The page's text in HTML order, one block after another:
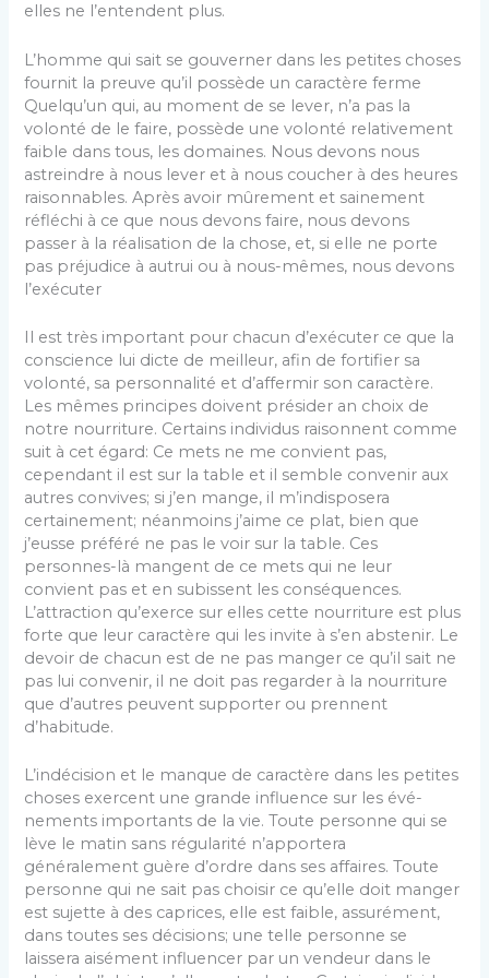
elles ne l’entendent plus.
L’homme qui sait se gouverner dans les petites choses
fournit la preuve qu’il possède un caractère ferme
Quelqu’un qui, au moment de se lever, n’a pas la
volonté de le faire, possède une volonté relativement
faible dans tous, les domaines. Nous devons nous
astreindre à nous lever et à nous coucher à des heures
raisonnables. Après avoir mûrement et sainement
réfléchi à ce que nous devons faire, nous devons
passer à la réalisation de la chose, et, si elle ne porte
pas préjudice à autrui ou à nous-mêmes, nous devons
l’exécuter
Il est très important pour chacun d’exécuter ce que la
conscience lui dicte de meilleur, afin de fortifier sa
volonté, sa personnalité et d’affermir son caractère.
Les mêmes principes doivent présider an choix de
notre nourriture. Certains individus raisonnent comme
suit à cet égard: Ce mets ne me convient pas,
cependant il est sur la table et il semble convenir aux
autres con­vives; si j’en mange, il m’indisposera
certainement; néanmoins j’aime ce plat, bien que
j’eusse préféré ne pas le voir sur la table. Ces
personnes-là mangent de ce mets qui ne leur
convient pas et en subissent les consé­quences.
L’attraction qu’exerce sur elles cette nourriture est plus
forte que leur caractère qui les invite à s’en abstenir. Le
devoir de chacun est de ne pas manger ce qu’il sait ne
pas lui convenir, il ne doit pas regarder à la nourriture
que d’autres peuvent supporter ou prennent
d’habitude.
L’indécision et le manque de caractère dans les petites
choses exercent une grande influence sur les évé­
nements importants de la vie. Toute personne qui se
lève le matin sans régularité n’apportera
généralement guère d’ordre dans ses affaires. Toute
personne qui ne sait pas choisir ce qu’elle doit manger
est sujette à des caprices, elle est faible, assurément,
dans toutes ses décisions; une telle personne se
laissera aisément influencer par un vendeur dans le